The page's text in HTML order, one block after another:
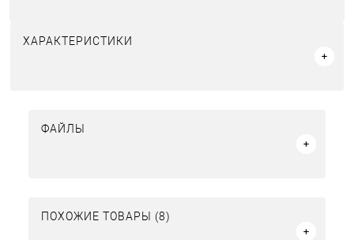
ХАРАКТЕРИСТИКИ
ФАЙЛЫ
ПОХОЖИЕ ТОВАРЫ (8)